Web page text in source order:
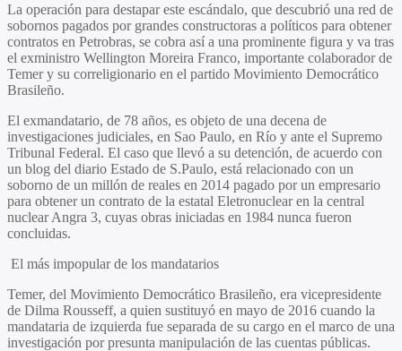
La operación para destapar este escándalo, que descubrió una red de
sobornos pagados por grandes constructoras a políticos para obtener
contratos en Petrobras, se cobra así a una prominente figura y va tras
el exministro Wellington Moreira Franco, importante colaborador de
Temer y su correligionario en el partido Movimiento Democrático
Brasileño.
El exmandatario, de 78 años, es objeto de una decena de
investigaciones judiciales, en Sao Paulo, en Río y ante el Supremo
Tribunal Federal. El caso que llevó a su detención, de acuerdo con
un blog del diario Estado de S.Paulo, está relacionado con un
soborno de un millón de reales en 2014 pagado por un empresario
para obtener un contrato de la estatal Eletronuclear en la central
nuclear Angra 3, cuyas obras iniciadas en 1984 nunca fueron
concluidas.
El más impopular de los mandatarios
Temer, del Movimiento Democrático Brasileño, era vicepresidente
de Dilma Rousseff, a quien sustituyó en mayo de 2016 cuando la
mandataria de izquierda fue separada de su cargo en el marco de una
investigación por presunta manipulación de las cuentas públicas.